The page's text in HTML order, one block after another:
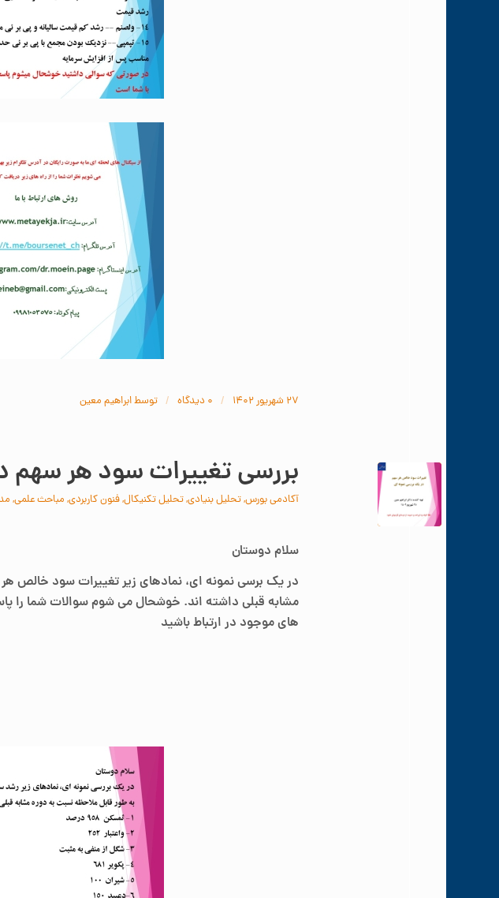
۲۷ شهریور ۱۴۰۲ / ۰ دیدگاه‌ / توسطابراهیم معین
بررسی تغییرات سود هر سهم
آکادمی بورس,تحلیل بنیادی,تحلیل تکنیکال,فنون کاربردی, مباحث علمی,
سلام دوستان
در یک برسی نمونه ای، نمادهای زیر تغییرات سود خالص
مشابه قبلی داشته اند. خوشحال می شوم سوالات شما را
های موجود در ارتباط باشید